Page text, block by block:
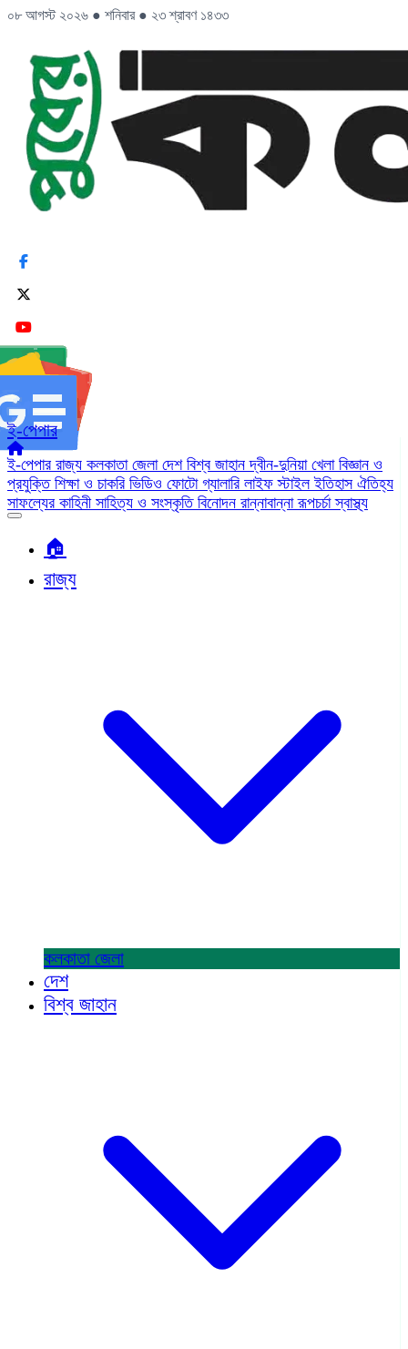
০৮ আগস্ট ২০২৬ ● শনিবার ● ২৩ শ্রাবণ ১৪৩৩
ই-পেপার
ই-পেপার রাজ্য কলকাতা জেলা দেশ বিশ্ব জাহানদ্বীন-দুনিয়া খেলা বিজ্ঞান ও
প্রযুক্তি শিক্ষা ও চাকরি ভিডিও ফোটো গ্যালারি লাইফ স্টাইলইতিহাস ঐতিহ্য
সাফল্যের কাহিনী সাহিত্য ও সংস্কৃতি বিনোদন রান্নাবান্নারূপচর্চাস্বাস্থ্য
🏠︎
রাজ্য
কলকাতা জেলা
দেশ
বিশ্ব জাহান